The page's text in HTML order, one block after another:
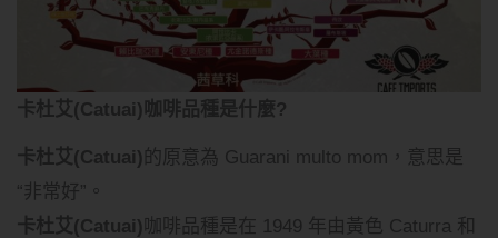
卡杜艾(Catuai)咖啡品種是什麼?
卡杜艾(Catuai) 的原意為 Guarani multo mom，意思是
“非常好”。
卡杜艾(Catuai) 咖啡品種是在 1949 年由黃色 Caturra 和